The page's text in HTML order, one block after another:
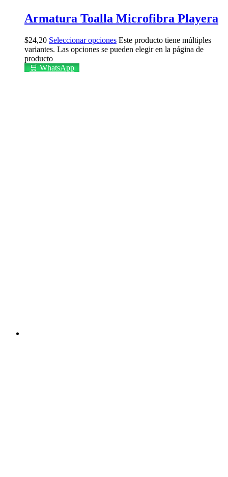
Armatura Toalla Microfibra Playera
$24,20 Seleccionar opciones Este producto tiene múltiples
variantes. Las opciones se pueden elegir en la página de
producto
🛒 WhatsApp